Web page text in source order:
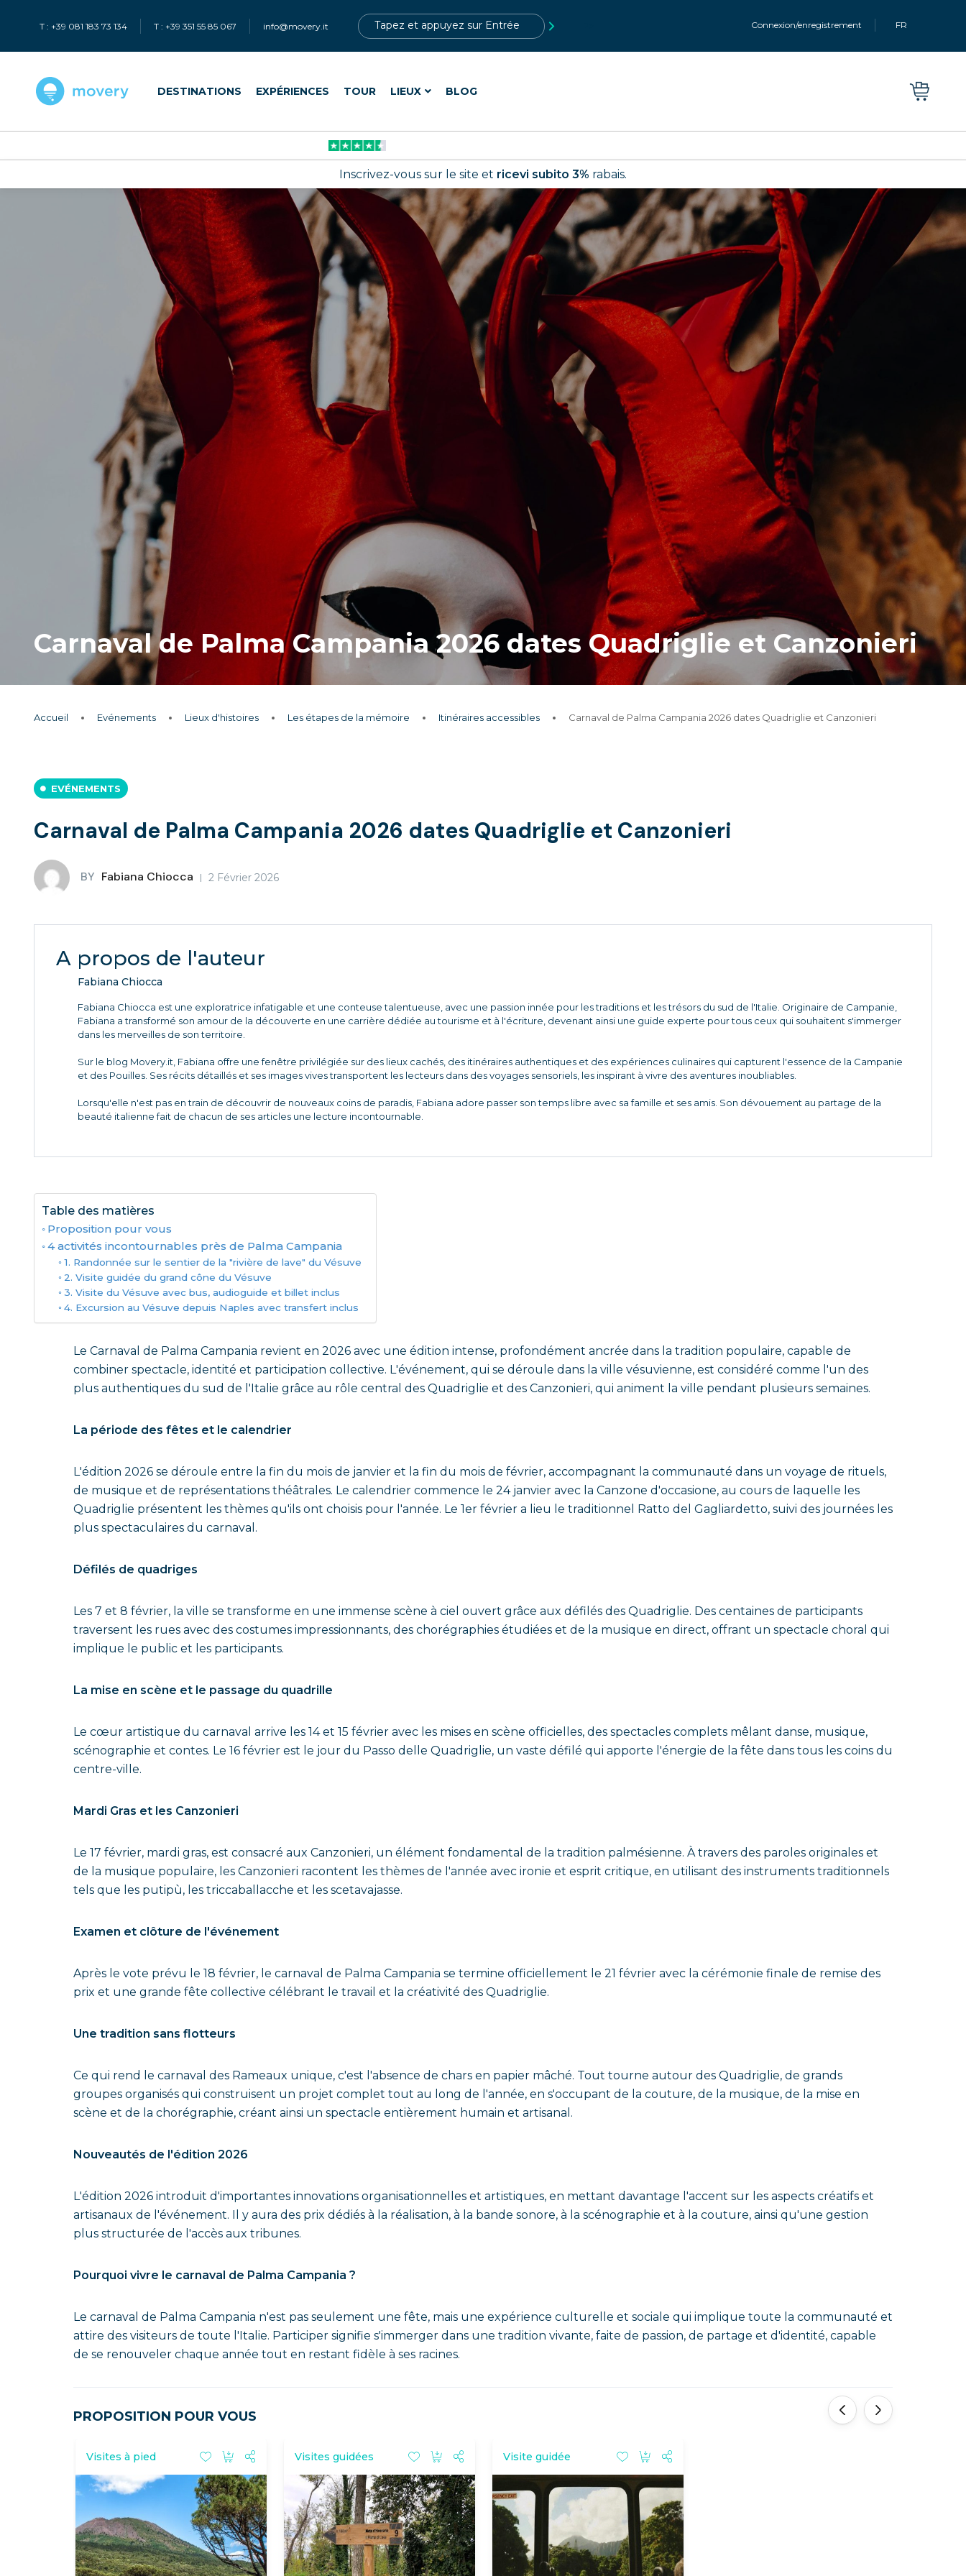
T : +39 081 183 73 134 T : +39 351 55 85 067 info@movery.it Connexion/enregistrement FR
DESTINATIONS EXPÉRIENCES TOUR LIEUX BLOG
Inscrivez-vous sur le site et ricevi subito 3% rabais.
Carnaval de Palma Campania 2026 dates Quadriglie et Canzonieri
Accueil Evénements Lieux d'histoires Les étapes de la mémoire Itinéraires accessibles Carnaval de Palma Campania 2026 dates Quadriglie et Canzonieri
EVÉNEMENTS
Carnaval de Palma Campania 2026 dates Quadriglie et Canzonieri
BY Fabiana Chiocca 2 Février 2026
A propos de l'auteur
Fabiana Chiocca
Fabiana Chiocca est une exploratrice infatigable et une conteuse talentueuse, avec une passion innée pour les traditions et les trésors du sud de l'Italie. Originaire de Campanie,
Fabiana a transformé son amour de la découverte en une carrière dédiée au tourisme et à l'écriture, devenant ainsi une guide experte pour tous ceux qui souhaitent s'immerger
dans les merveilles de son territoire.
Sur le blog Movery.it, Fabiana offre une fenêtre privilégiée sur des lieux cachés, des itinéraires authentiques et des expériences culinaires qui capturent l'essence de la Campanie
et des Pouilles. Ses récits détaillés et ses images vives transportent les lecteurs dans des voyages sensoriels, les inspirant à vivre des aventures inoubliables.
Lorsqu'elle n'est pas en train de découvrir de nouveaux coins de paradis, Fabiana adore passer son temps libre avec sa famille et ses amis. Son dévouement au partage de la
beauté italienne fait de chacun de ses articles une lecture incontournable.
Table des matières
Proposition pour vous
4 activités incontournables près de Palma Campania
1. Randonnée sur le sentier de la "rivière de lave" du Vésuve
2. Visite guidée du grand cône du Vésuve
3. Visite du Vésuve avec bus, audioguide et billet inclus
4. Excursion au Vésuve depuis Naples avec transfert inclus
Le Carnaval de Palma Campania revient en 2026 avec une édition intense, profondément ancrée dans la tradition populaire, capable de
combiner spectacle, identité et participation collective. L'événement, qui se déroule dans la ville vésuvienne, est considéré comme l'un des
plus authentiques du sud de l'Italie grâce au rôle central des Quadriglie et des Canzonieri, qui animent la ville pendant plusieurs semaines.
La période des fêtes et le calendrier
L'édition 2026 se déroule entre la fin du mois de janvier et la fin du mois de février, accompagnant la communauté dans un voyage de rituels,
de musique et de représentations théâtrales. Le calendrier commence le 24 janvier avec la Canzone d'occasione, au cours de laquelle les
Quadriglie présentent les thèmes qu'ils ont choisis pour l'année. Le 1er février a lieu le traditionnel Ratto del Gagliardetto, suivi des journées les
plus spectaculaires du carnaval.
Défilés de quadriges
Les 7 et 8 février, la ville se transforme en une immense scène à ciel ouvert grâce aux défilés des Quadriglie. Des centaines de participants
traversent les rues avec des costumes impressionnants, des chorégraphies étudiées et de la musique en direct, offrant un spectacle choral qui
implique le public et les participants.
La mise en scène et le passage du quadrille
Le cœur artistique du carnaval arrive les 14 et 15 février avec les mises en scène officielles, des spectacles complets mêlant danse, musique,
scénographie et contes. Le 16 février est le jour du Passo delle Quadriglie, un vaste défilé qui apporte l'énergie de la fête dans tous les coins du
centre-ville.
Mardi Gras et les Canzonieri
Le 17 février, mardi gras, est consacré aux Canzonieri, un élément fondamental de la tradition palmésienne. À travers des paroles originales et
de la musique populaire, les Canzonieri racontent les thèmes de l'année avec ironie et esprit critique, en utilisant des instruments traditionnels
tels que les putipù, les triccaballacche et les scetavajasse.
Examen et clôture de l'événement
Après le vote prévu le 18 février, le carnaval de Palma Campania se termine officiellement le 21 février avec la cérémonie finale de remise des
prix et une grande fête collective célébrant le travail et la créativité des Quadriglie.
Une tradition sans flotteurs
Ce qui rend le carnaval des Rameaux unique, c'est l'absence de chars en papier mâché. Tout tourne autour des Quadriglie, de grands
groupes organisés qui construisent un projet complet tout au long de l'année, en s'occupant de la couture, de la musique, de la mise en
scène et de la chorégraphie, créant ainsi un spectacle entièrement humain et artisanal.
Nouveautés de l'édition 2026
L'édition 2026 introduit d'importantes innovations organisationnelles et artistiques, en mettant davantage l'accent sur les aspects créatifs et
artisanaux de l'événement. Il y aura des prix dédiés à la réalisation, à la bande sonore, à la scénographie et à la couture, ainsi qu'une gestion
plus structurée de l'accès aux tribunes.
Pourquoi vivre le carnaval de Palma Campania ?
Le carnaval de Palma Campania n'est pas seulement une fête, mais une expérience culturelle et sociale qui implique toute la communauté et
attire des visiteurs de toute l'Italie. Participer signifie s'immerger dans une tradition vivante, faite de passion, de partage et d'identité, capable
de se renouveler chaque année tout en restant fidèle à ses racines.
PROPOSITION POUR VOUS
Visite guidée
Visites guidées
Visites à pied
'